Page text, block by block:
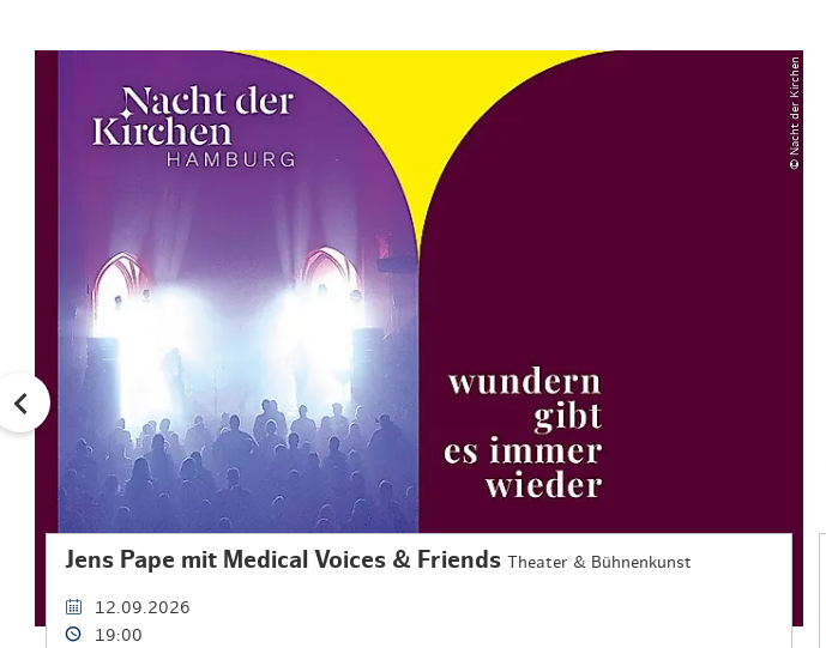
© Nacht der Kirchen
Jens Pape mit Medical Voices & Friends Theater & Bühnenkunst
12.09.2026
19:00